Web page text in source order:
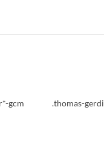
gcm .thomas-